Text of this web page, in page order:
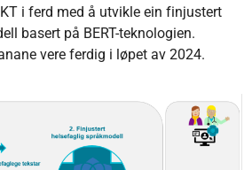
i ferd med å utvikle ein finjustert
basert på BERT-teknologien.
vere ferdig i løpet av 2024.